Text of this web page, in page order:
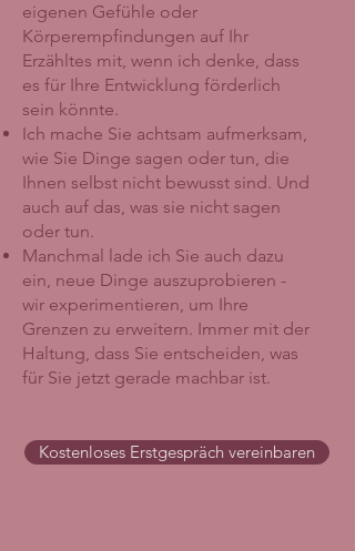
eigenen Gefühle oder
Körperempfindungen auf Ihr
Erzähltes mit, wenn ich denke, dass
es für Ihre Entwicklung förderlich
sein könnte.
Ich mache Sie achtsam aufmerksam,
wie Sie Dinge sagen oder tun, die
Ihnen selbst nicht bewusst sind. Und
auch auf das, was sie nicht sagen
oder tun.
Manchmal lade ich Sie auch dazu
ein, neue Dinge auszuprobieren -
wir experimentieren, um Ihre
Grenzen zu erweitern. Immer mit der
Haltung, dass Sie entscheiden, was
für Sie jetzt gerade machbar ist.​
Kostenloses Erstgespräch vereinbaren